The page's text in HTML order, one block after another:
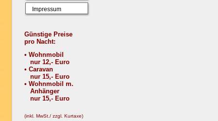
Impressum
Günstige Preise
pro Nacht:
• Wohnmobil
nur 12,- Euro
• Caravan
nur 15,- Euro
• Wohnmobil m.
Anhänger
nur 15,- Euro
(inkl. MwSt./ zzgl. Kurtaxe)